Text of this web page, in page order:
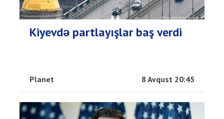
Kiyevdə partlayışlar baş verdi
Planet 8 Avqust 20:45